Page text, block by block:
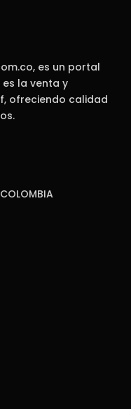
es un portal
la venta y
ofreciendo calidad